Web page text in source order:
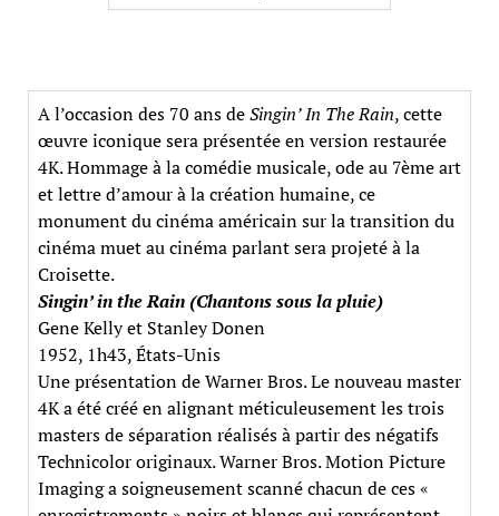
A l’occasion des 70 ans deSingin’ In The Rain, cette
œuvre iconique sera présentée en version restaurée
4K. Hommage à la comédie musicale, ode au 7ème art
et lettre d’amour à la création humaine, ce
monument du cinéma américain sur la transition du
cinéma muet au cinéma parlant sera projeté à la
Croisette.
Singin’ in the Rain (Chantons sous la pluie)
Gene Kelly et Stanley Donen
1952, 1h43, États-Unis
Une présentation de Warner Bros. Le nouveau master
4K a été créé en alignant méticuleusement les trois
masters de séparation réalisés à partir des négatifs
Technicolor originaux. Warner Bros. Motion Picture
Imaging a soigneusement scanné chacun de ces «